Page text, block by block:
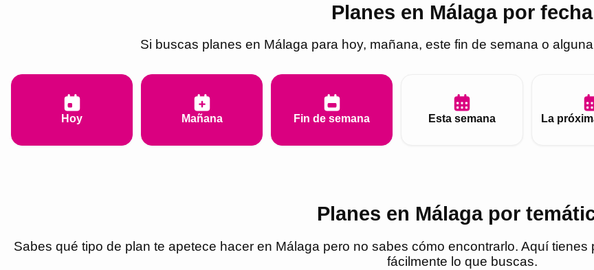
Planes en Málaga por fecha
Si buscas planes en Málaga para hoy, mañana, este fin de semana o
Hoy Mañana Fin de semana Esta semana La
Planes en Málaga por
Sabes qué tipo de plan te apetece hacer en Málaga pero no sabes cómo encontrarlo. Aquí
fácilmente lo que buscas.